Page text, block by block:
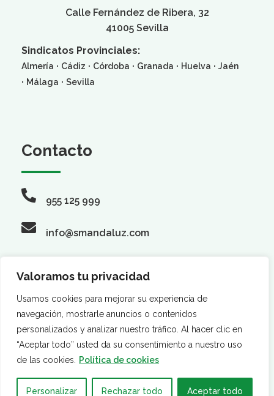
Valoramos tu privacidad
Usamos cookies para mejorar su experiencia de
navegación, mostrarle anuncios o contenidos
personalizados y analizar nuestro tráfico. Al hacer clic en
“Aceptar todo” usted da su consentimiento a nuestro uso
de las cookies.
Política de cookies
Personalizar Rechazar todo Aceptar todo
Calle Fernández de Ribera, 32
41005 Sevilla
Sindicatos Provinciales:
Almería · Cádiz · Córdoba · Granada · Huelva · Jaén
· Málaga · Sevilla
Contacto
955 125 999
info@smandaluz.com
Síguenos